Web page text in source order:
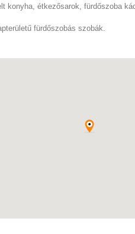
konyha, étkezősarok, fürdőszoba
fürdőszobás szobák.